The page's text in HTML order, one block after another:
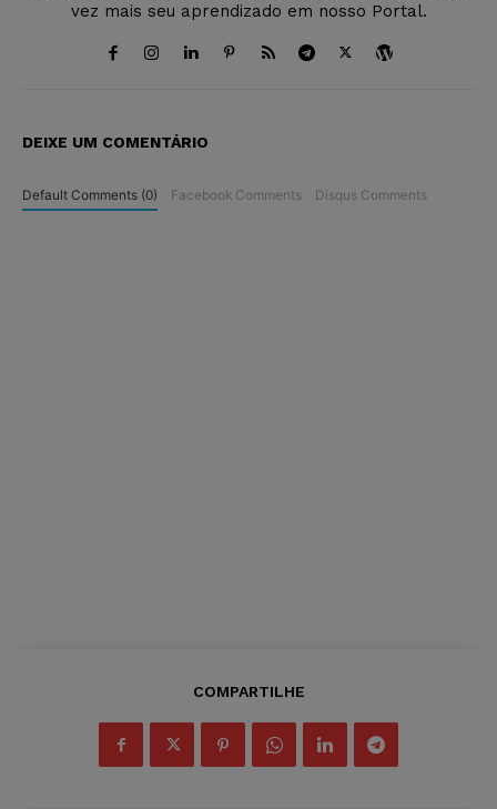
vez mais seu aprendizado em nosso Portal.
DEIXE UM COMENTÁRIO
Default Comments (0) Facebook Comments Disqus Comments
COMPARTILHE